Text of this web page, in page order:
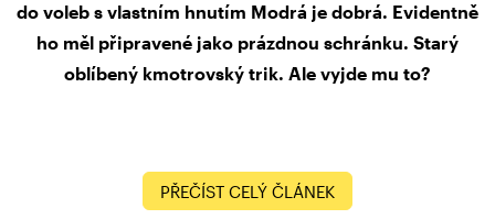
do voleb s vlastním hnutím Modrá je dobrá. Evidentně
ho měl připravené jako prázdnou schránku. Starý
oblíbený kmotrovský trik. Ale vyjde mu to?
PŘEČÍST CELÝ ČLÁNEK